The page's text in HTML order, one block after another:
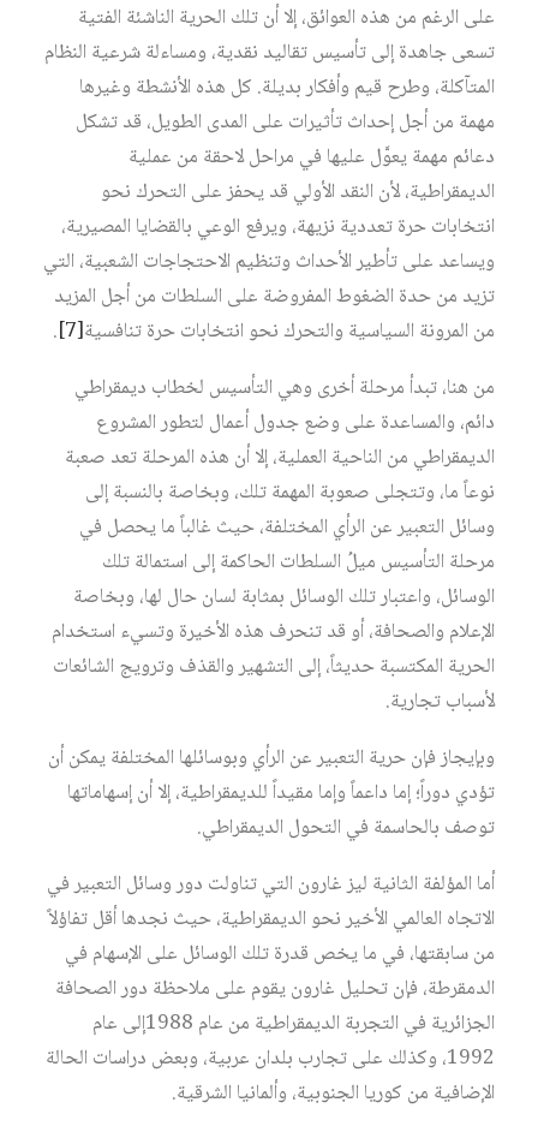
على الرغم من هذه العوائق، إلا أن تلك الحرية الناشئة الفتية
تسعى جاهدة إلى تأسيس تقاليد نقدية، ومساءلة شرعية النظام
المتآكلة، وطرح قيم وأفكار بديلة. كل هذه الأنشطة وغيرها
مهمة من أجل إحداث تأثيرات على المدى الطويل، قد تشكل
دعائم مهمة يعوَّل عليها في مراحل لاحقة من عملية
الديمقراطية، لأن النقد الأولي قد يحفز على التحرك نحو
انتخابات حرة تعددية نزيهة، ويرفع الوعي بالقضايا المصيرية،
ويساعد على تأطير الأحداث وتنظيم الاحتجاجات الشعبية، التي
تزيد من حدة الضغوط المفروضة على السلطات من أجل المزيد
من المرونة السياسية والتحرك نحو انتخابات حرة تنافسية‏[7]
.
من هنا، تبدأ مرحلة أخرى وهي التأسيس لخطاب ديمقراطي
دائم، والمساعدة على وضع جدول أعمال لتطور المشروع
الديمقراطي من الناحية العملية، إلا أن هذه المرحلة تعد صعبة
نوعاً ما، وتتجلى صعوبة المهمة تلك، وبخاصة بالنسبة إلى
وسائل التعبير عن الرأي المختلفة، حيث غالباً ما يحصل في
مرحلة التأسيس ميلُ السلطات الحاكمة إلى استمالة تلك
الوسائل، واعتبار تلك الوسائل بمثابة لسان حال لها، وبخاصة
الإعلام والصحافة، أو قد تنحرف هذه الأخيرة وتسيء استخدام
الحرية المكتسبة حديثاً، إلى التشهير والقذف وترويج الشائعات
لأسباب تجارية.
وبإيجاز فإن حرية التعبير عن الرأي وبوسائلها المختلفة يمكن أن
تؤدي دوراً؛ إما داعماً وإما مقيداً للديمقراطية، إلا أن إسهاماتها
توصف بالحاسمة في التحول الديمقراطي.
أما المؤلفة الثانية ليز غارون التي تناولت دور وسائل التعبير في
الاتجاه العالمي الأخير نحو الديمقراطية، حيث نجدها أقل تفاؤلاً
من سابقتها، في ما يخص قدرة تلك الوسائل على الإسهام في
الدمقرطة، فإن تحليل غارون يقوم على ملاحظة دور الصحافة
الجزائرية في التجربة الديمقراطية من عام 1988إلى عام
1992، وكذلك على تجارب بلدان عربية، وبعض دراسات الحالة
الإضافية من كوريا الجنوبية، وألمانيا الشرقية.